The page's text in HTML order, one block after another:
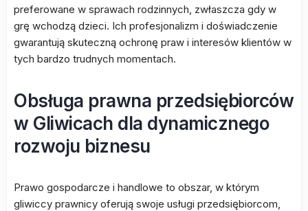
preferowane w sprawach rodzinnych, zwłaszcza gdy w
grę wchodzą dzieci. Ich profesjonalizm i doświadczenie
gwarantują skuteczną ochronę praw i interesów klientów w
tych bardzo trudnych momentach.
Obsługa prawna przedsiębiorców
w Gliwicach dla dynamicznego
rozwoju biznesu
Prawo gospodarcze i handlowe to obszar, w którym
gliwiccy prawnicy oferują swoje usługi przedsiębiorcom,